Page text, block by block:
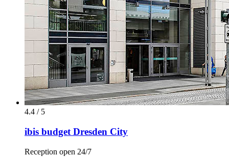
4.4 / 5
ibis budget Dresden City
Reception open 24/7